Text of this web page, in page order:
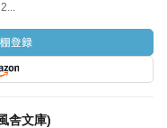
舎文庫)